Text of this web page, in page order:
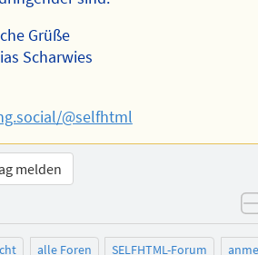
Grüße
Scharwies
@selfhtml
melden
alle Foren SELFHTML-Forum